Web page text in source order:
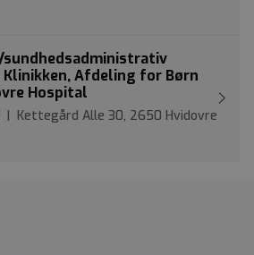
Afdeling for Børn
Hospital
| Kettegård Alle 30, 2650 Hvidovre